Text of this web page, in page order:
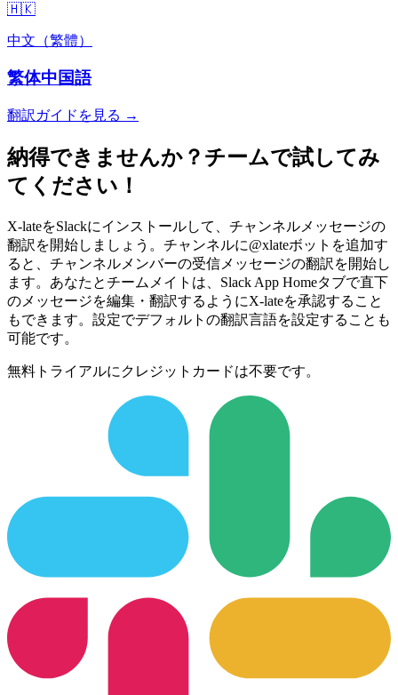
🇭🇰
中文（繁體）
繁体中国語
翻訳ガイドを見る →
納得できませんか？チームで試してみ
てください！
X-lateをSlackにインストールして、チャンネルメッセージの
翻訳を開始しましょう。チャンネルに@xlateボットを追加す
ると、チャンネルメンバーの受信メッセージの翻訳を開始し
ます。あなたとチームメイトは、Slack App Homeタブで直下
のメッセージを編集・翻訳するようにX-lateを承認すること
もできます。設定でデフォルトの翻訳言語を設定することも
可能です。
無料トライアルにクレジットカードは不要です。